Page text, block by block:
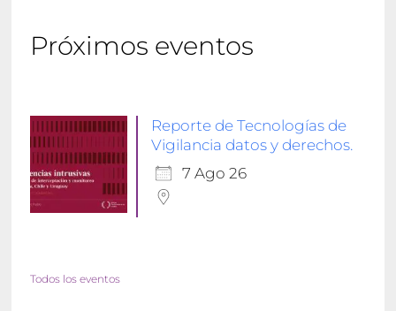
Próximos eventos
Reporte de Tecnologías de
Vigilancia datos y derechos.
7 Ago 26
Todos los eventos